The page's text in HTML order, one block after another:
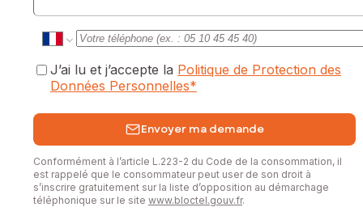
J’ai lu et j’accepte la Politique de Protection des
Données Personnelles*
Envoyer ma demande
Conformément à l’article L.223-2 du Code de la consommation, il
est rappelé que le consommateur peut user de son droit à
s’inscrire gratuitement sur la liste d’opposition au démarchage
téléphonique sur le site www.bloctel.gouv.fr.